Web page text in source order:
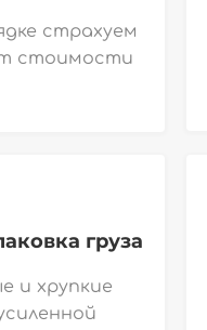
страхуем
стоимости
груза
и хрупкие